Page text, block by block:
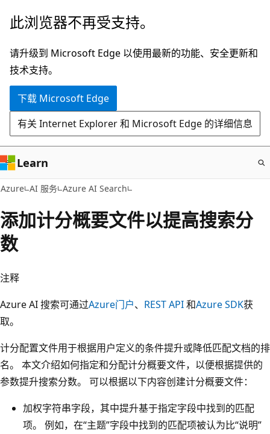
跳
主
要
内
此浏览器不再受支持。
请升级到 Microsoft Edge 以使用最新的功能、安全更新和
技术支持。
下载 Microsoft Edge
有关 Internet Explorer 和 Microsoft Edge 的详细信息
Learn
Azure AI 服务 Azure AI Search
添加计分概要文件以提高搜索分
数
注释
Azure AI 搜索可通过Azure门户、 REST API和Azure SDK获
取。
计分配置文件用于根据用户定义的条件提升或降低匹配文档的排
名。 本文介绍如何指定和分配计分概要文件，以便根据提供的
参数提升搜索分数。 可以根据以下内容创建计分概要文件：
加权字符串字段，其中提升基于指定字段中找到的匹配
项。 例如，在“主题”字段中找到的匹配项被认为比“说明”